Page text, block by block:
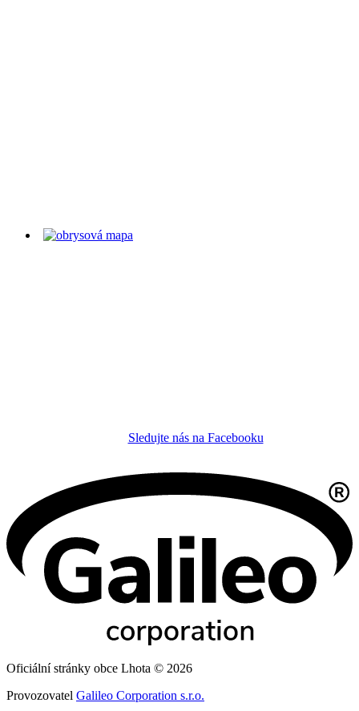
Sledujte nás na Facebooku
Oficiální stránky obce Lhota © 2026
Provozovatel Galileo Corporation s.r.o.